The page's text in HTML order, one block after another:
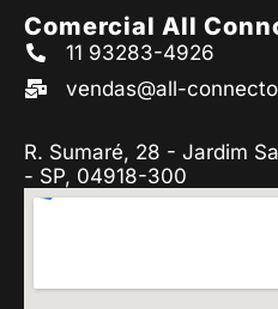
Comercial All
11 93283-4926
vendas@all-
R. Sumaré, 28 - Jardim
- SP, 04918-300